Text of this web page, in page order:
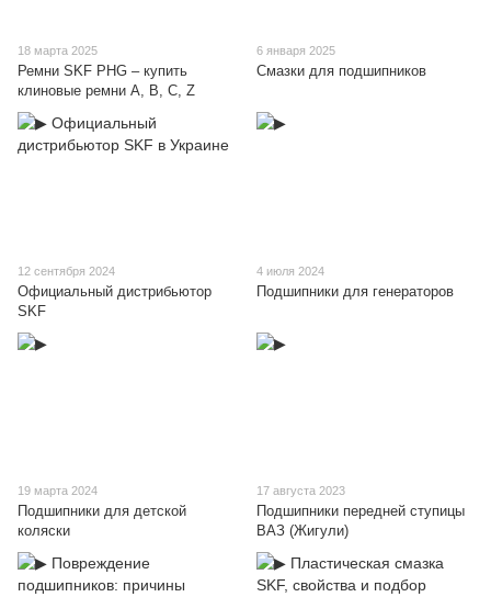
18 марта 2025
Ремни SKF PHG – купить
клиновые ремни A, B, C, Z
6 января 2025
Смазки для подшипников
12 сентября 2024
Официальный дистрибьютор
SKF
4 июля 2024
Подшипники для генераторов
19 марта 2024
Подшипники для детской
коляски
17 августа 2023
Подшипники передней ступицы
ВАЗ (Жигули)